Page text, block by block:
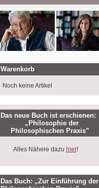
Warenkorb
Noch keine Artikel
Das neue Buch ist erschienen:
„Philosophie der
Philosophischen Praxis”
Alles Nähere dazu hier!
Das Buch: „Zur Einführung der